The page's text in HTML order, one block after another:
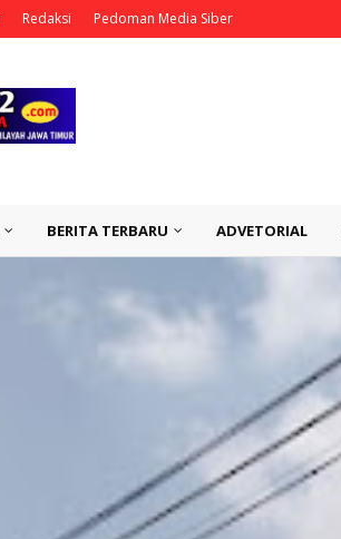
Redaksi Pedoman Media Siber
BERITA TERBARU ADVETORIAL